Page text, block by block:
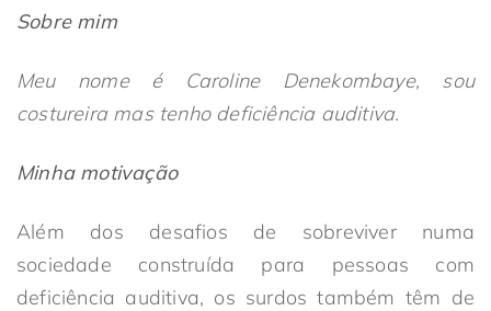
Sobre mim
Meu nome é Caroline Denekombaye, sou
costureira mas tenho deficiência auditiva.
Minha motivação
Além dos desafios de sobreviver numa
sociedade construída para pessoas com
deficiência auditiva, os surdos também têm de